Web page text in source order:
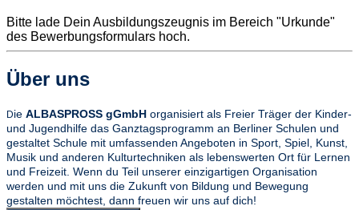
Bitte lade Dein Ausbildungszeugnis im Bereich "Urkunde"
des Bewerbungsformulars hoch.
Über uns
Die ALBASPROSS gGmbH organisiert als Freier Träger der Kinder-
und Jugendhilfe das Ganztagsprogramm an Berliner Schulen und
gestaltet Schule mit umfassenden Angeboten in Sport, Spiel, Kunst,
Musik und anderen Kulturtechniken als lebenswerten Ort für Lernen
und Freizeit. Wenn du Teil unserer einzigartigen Organisation
werden und mit uns die Zukunft von Bildung und Bewegung
gestalten möchtest, dann freuen wir uns auf dich!